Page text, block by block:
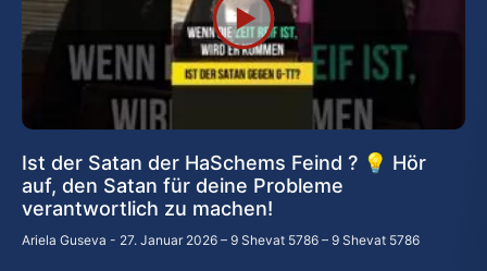
Ist der Satan der HaSchems Feind ? 💡 Hör
auf, den Satan für deine Probleme
verantwortlich zu machen!
Ariela Guseva 27. Januar 2026 – 9 Shevat 5786 – 9 Shevat 5786